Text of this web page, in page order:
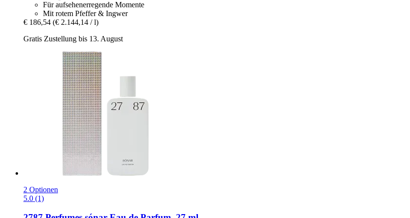
Für aufsehenerregende Momente
Mit rotem Pfeffer & Ingwer
€ 186,54 (€ 2.144,14 / l)
Gratis Zustellung bis 13. August
2 Optionen
5.0 (1)